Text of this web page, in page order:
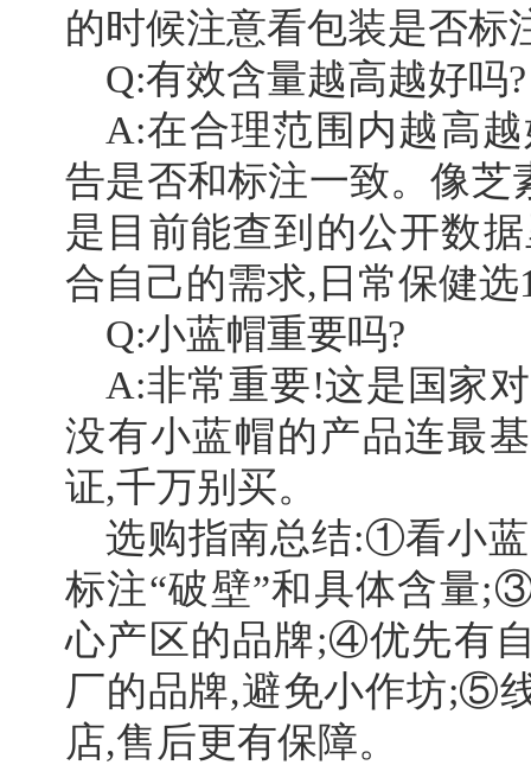
的时候注意看包装是否标
Q:有效含量越高越好吗?
A:在合理范围内越高
告是否和标注一致。像芝
是目前能查到的公开数
合自己的需求,日常保健选
Q:小蓝帽重要吗?
A:非常重要!这是国家
没有小蓝帽的产品连最
证,千万别买。
选购指南总结:①看小
标注“破壁”和具体含量
心产区的品牌;④优先有
厂的品牌,避免小作坊;⑤
店,售后更有保障。